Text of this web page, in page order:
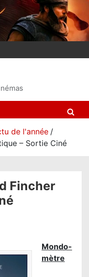
de l'année
– Sortie Ciné
Fincher
Mondo-
mètre